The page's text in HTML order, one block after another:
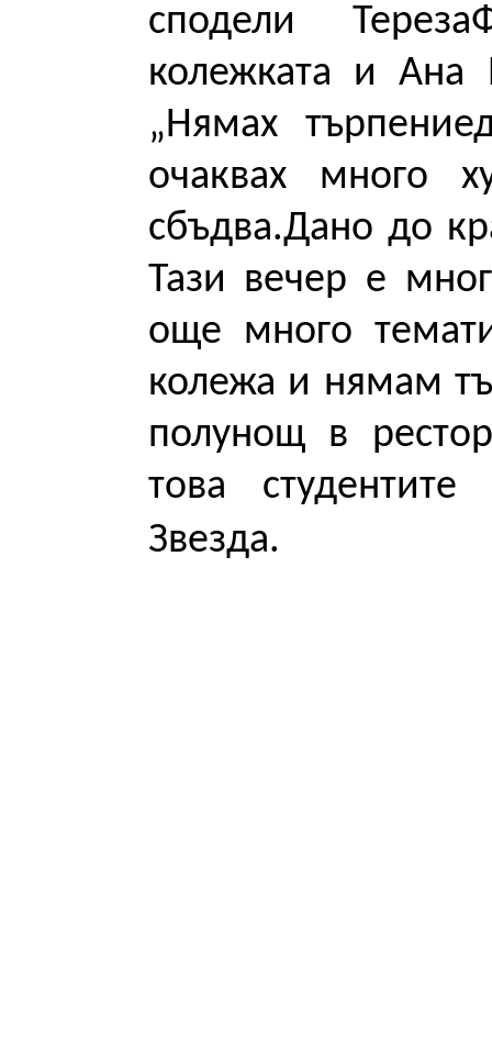
сподели
колежката и Ана
„Нямах
очаквах много
сбъдва.Дано до
Тази вечер е
още много
колежа и нямам
полунощ в
това
Звезда.